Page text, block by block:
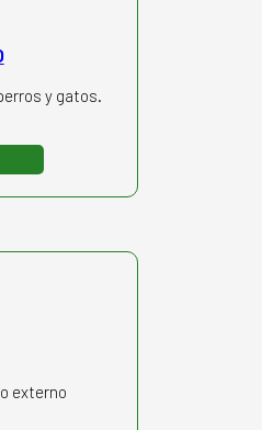
y gatos.
externo